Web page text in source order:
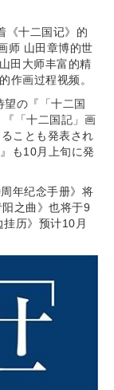
《十二国记》的
师 山田章博的世
田大师丰富的精
作画过程视频。
望の『「十二国
「十二国記」画
ことも発表され
も10月上旬に発
年纪念手册》将
之曲》也将于9
挂历》预计10月